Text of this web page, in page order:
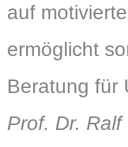
auf
ermöglicht
Beratung für
Prof. Dr. Ralf